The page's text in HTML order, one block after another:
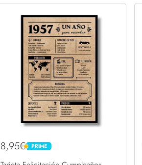
8,95€ PRIME
PRIME